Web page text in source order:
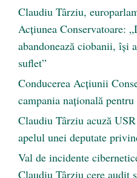
Claudiu Târziu,
Acțiunea Conservatoare:
abandonează ciobanii, își
suflet”
Conducerea Acțiunii
campania națională
Claudiu Târziu acuză
apelul unei deputate
Val de incidente
Claudiu Târziu cere audit